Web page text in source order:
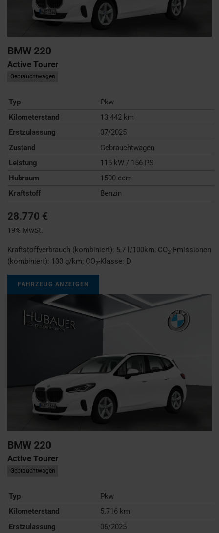
BMW 220
Active Tourer
Gebrauchtwagen
Typ
Pkw
Kilometerstand
13.442 km
Erstzulassung
07/2025
Zustand
Gebrauchtwagen
Leistung
115 kW / 156 PS
Hubraum
1500 ccm
Kraftstoff
Benzin
28.770 €
19% MwSt.
Kraftstoffverbrauch (kombiniert): 5,7 l/100km; CO2-Emissionen
(kombiniert): 130 g/km; CO2-Klasse: D
FAHRZEUG ANZEIGEN
BMW 220
Active Tourer
Gebrauchtwagen
Typ
Pkw
Kilometerstand
5.716 km
Erstzulassung
06/2025